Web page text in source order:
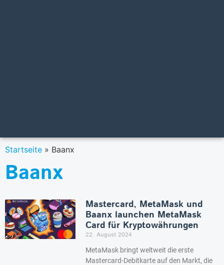
Startseite » Baanx
Baanx
Mastercard, MetaMask und
Baanx launchen MetaMask
Card für Kryptowährungen
22. August 2024
MetaMask bringt weltweit die erste
Mastercard-Debitkarte auf den Markt, die